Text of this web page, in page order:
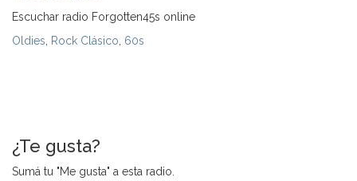
Escuchar radio Forgotten45s online
Oldies Rock Clásico 60s
¿Te gusta?
Sumá tu "Me gusta" a esta radio.